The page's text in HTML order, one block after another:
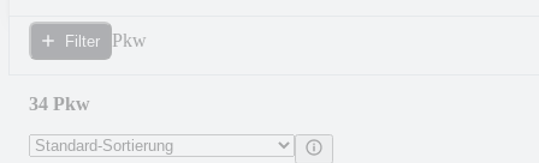
Filter Pkw
34 Pkw